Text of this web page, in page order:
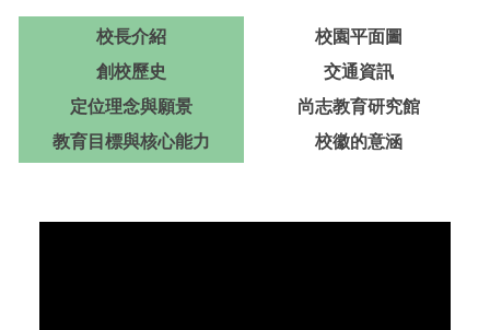
校長介紹
創校歷史
定位理念與願景
教育目標與核心能力
校園平面圖
交通資訊
尚志教育研究館
校徽的意涵